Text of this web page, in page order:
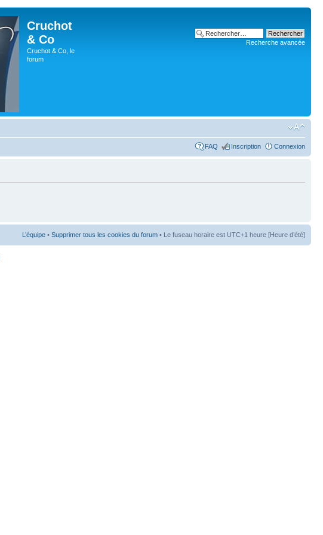
Cruchot
& Co
Cruchot & Co, le
forum
Recherche avancée
FAQ Inscription Connexion
L’équipe • Supprimer tous les cookies du forum • Le fuseau horaire est UTC+1 heure [Heure d’été]